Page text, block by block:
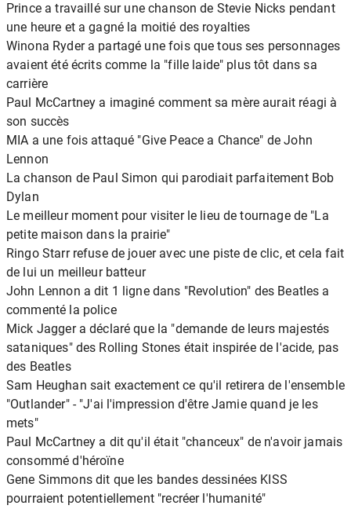
Prince a travaillé sur une chanson de Stevie Nicks pendant
une heure et a gagné la moitié des royalties
Winona Ryder a partagé une fois que tous ses personnages
avaient été écrits comme la "fille laide" plus tôt dans sa
carrière
Paul McCartney a imaginé comment sa mère aurait réagi à
son succès
MIA a une fois attaqué "Give Peace a Chance" de John
Lennon
La chanson de Paul Simon qui parodiait parfaitement Bob
Dylan
Le meilleur moment pour visiter le lieu de tournage de "La
petite maison dans la prairie"
Ringo Starr refuse de jouer avec une piste de clic, et cela fait
de lui un meilleur batteur
John Lennon a dit 1 ligne dans "Revolution" des Beatles a
commenté la police
Mick Jagger a déclaré que la "demande de leurs majestés
sataniques" des Rolling Stones était inspirée de l'acide, pas
des Beatles
Sam Heughan sait exactement ce qu'il retirera de l'ensemble
"Outlander" - "J'ai l'impression d'être Jamie quand je les
mets"
Paul McCartney a dit qu'il était "chanceux" de n'avoir jamais
consommé d'héroïne
Gene Simmons dit que les bandes dessinées KISS
pourraient potentiellement "recréer l'humanité"